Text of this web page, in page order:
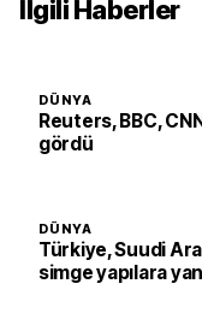
İlgili Haberler
DÜNYA
Reuters, BBC,
gördü
DÜNYA
Türkiye, Suudi
simge yapılara